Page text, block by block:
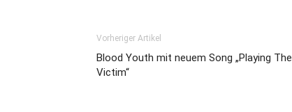
Vorheriger Artikel
Blood Youth mit neuem Song „Playing The
Victim“